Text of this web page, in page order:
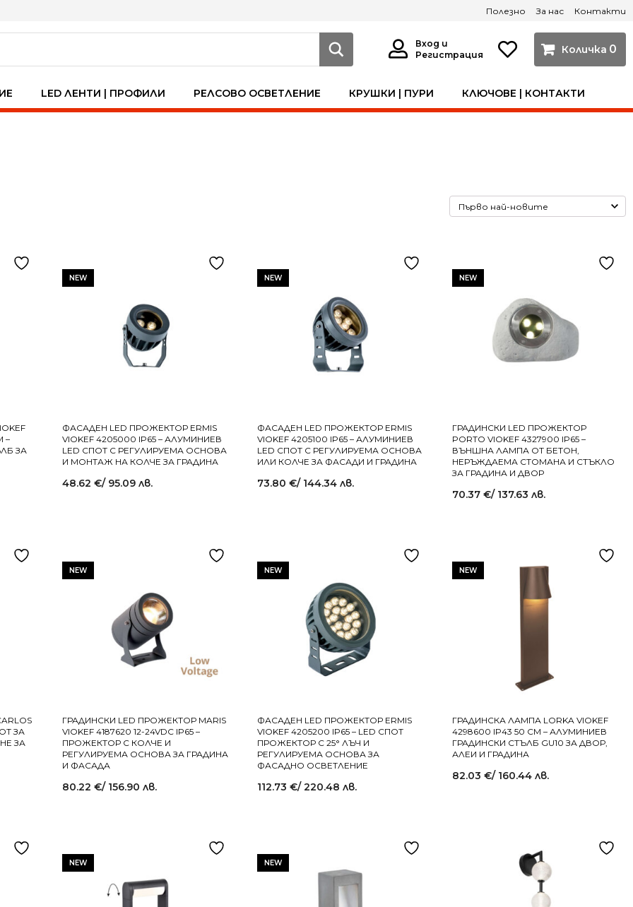
LED ЛЕНТИ | ПРОФИЛИ РЕЛСОВО ОСВЕТЛЕНИЕ КРУШКИ | ПУРИ КЛЮЧОВЕ | КОНТАКТИ
0
Вход и
Регистрация
Полезно За нас Контакти
–
ЗА
NEW
ФАСАДЕН LED ПРОЖЕКТОР ERMIS
VIOKEF 4205000 IP65 – АЛУМИНИЕВ
LED СПОТ С РЕГУЛИРУЕМА ОСНОВА
И МОНТАЖ НА КОЛЧЕ ЗА ГРАДИНА
48.62 €/ 95.09 лв.
NEW
ФАСАДЕН LED ПРОЖЕКТОР ERMIS
VIOKEF 4205100 IP65 – АЛУМИНИЕВ
LED СПОТ С РЕГУЛИРУЕМА ОСНОВА
ИЛИ КОЛЧЕ ЗА ФАСАДИ И ГРАДИНА
73.80 €/ 144.34 лв.
NEW
ГРАДИНСКИ LED ПРОЖЕКТОР
PORTO VIOKEF 4327900 IP65 –
ВЪНШНА ЛАМПА ОТ БЕТОН,
НЕРЪЖДАЕМА СТОМАНА И СТЪКЛО
ЗА ГРАДИНА И ДВОР
70.37 €/ 137.63 лв.
ЗА
ЗА
NEW
ГРАДИНСКИ LED ПРОЖЕКТОР MARIS
VIOKEF 4187620 12-24VDC IP65 –
ПРОЖЕКТОР С КОЛЧЕ И
РЕГУЛИРУЕМА ОСНОВА ЗА ГРАДИНА
И ФАСАДА
80.22 €/ 156.90 лв.
NEW
ФАСАДЕН LED ПРОЖЕКТОР ERMIS
VIOKEF 4205200 IP65 – LED СПОТ
ПРОЖЕКТОР С 25° ЛЪЧ И
РЕГУЛИРУЕМА ОСНОВА ЗА
ФАСАДНО ОСВЕТЛЕНИЕ
112.73 €/ 220.48 лв.
NEW
ГРАДИНСКА ЛАМПА LORKA VIOKEF
4298600 IP43 50 СМ – АЛУМИНИЕВ
ГРАДИНСКИ СТЪЛБ GU10 ЗА ДВОР,
АЛЕИ И ГРАДИНА
82.03 €/ 160.44 лв.
NEW NEW